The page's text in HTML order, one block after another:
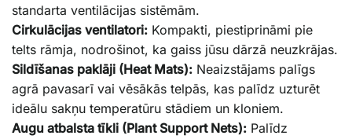
standarta ventilācijas sistēmām.
Cirkulācijas ventilatori: Kompakti, piestiprināmi pie
telts rāmja, nodrošinot, ka gaiss jūsu dārzā neuzkrājas.
Sildīšanas paklāji (Heat Mats): Neaizstājams palīgs
agrā pavasarī vai vēsākās telpās, kas palīdz uzturēt
ideālu sakņu temperatūru stādiem un kloniem.
Augu atbalsta tīkli (Plant Support Nets): Palīdz